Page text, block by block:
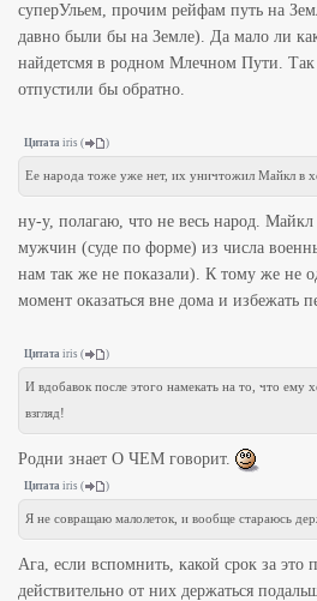
суперУльем, прочим рейфам путь на
давно были бы на Земле). Да мало ли
найдетсмя в родном Млечном Пути. Так
отпустили бы обратно.
Цитата iris ( )
Ее народа тоже уже нет, их уничтожил Майкл в
ну-у, полагаю, что не весь народ.
мужчин (суде по форме) из числа
нам так же не показали). К тому же не
момент оказаться вне дома и избежать
Цитата iris ( )
И вдобавок после этого намекать на то, что
взгляд!
Родни знает О ЧЕМ говорит.
Цитата iris ( )
Я не совращаю малолеток, и вообще стараюсь
Ага, если вспомнить, какой срок за это
действительно от них держаться